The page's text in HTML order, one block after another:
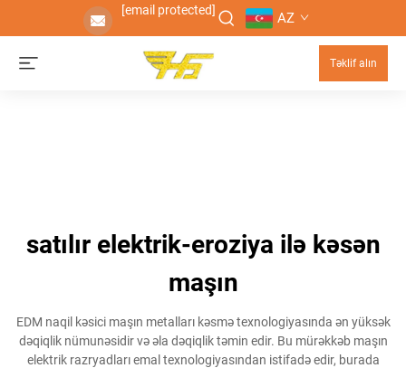
[email protected] AZ
Təklif alın
satılır elektrik-eroziya ilə kəsən
maşın
EDM naqil kəsici maşın metalları kəsmə texnologiyasında ən yüksək
dəqiqlik nümunəsidir və əla dəqiqlik təmin edir. Bu mürəkkəb maşın
elektrik razryadları emal texnologiyasından istifadə edir, burada